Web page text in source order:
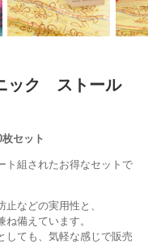
ック ストール
セット
ト組されたお得なセットで
などの実用性と、
備えています。
しても、気軽な感じで販売